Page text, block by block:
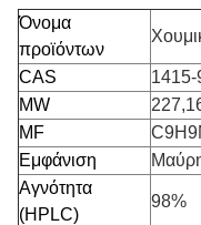
Όνομα
προϊόντων
CAS
1415-
MW
MF
Εμφάνιση
Αγνότητα
(HPLC)
98%